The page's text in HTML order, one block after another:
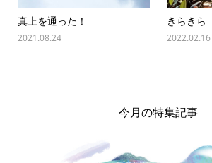
真上を通った！
2021.08.24
きらきら
2022.02.16
今月の特集記事